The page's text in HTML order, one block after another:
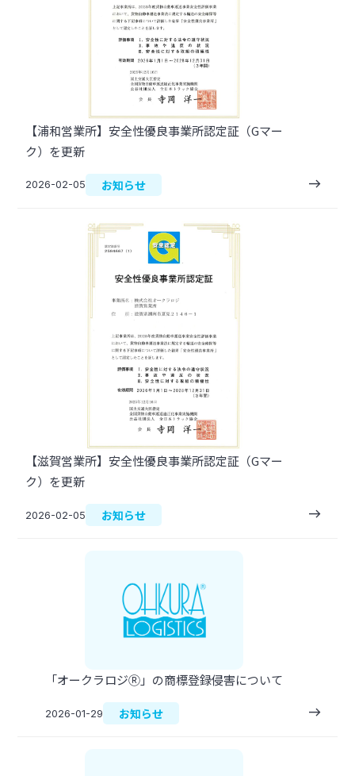
【浦和営業所】安全性優良事業所認定証（Gマー
ク）を更新
2026-02-05 お知らせ east
【滋賀営業所】安全性優良事業所認定証（Gマー
ク）を更新
2026-02-05 お知らせ east
「オークラロジⓇ」の商標登録侵害について
2026-01-29 お知らせ east